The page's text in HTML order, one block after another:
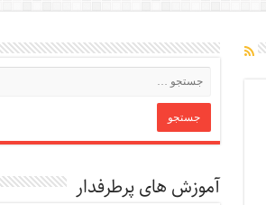
آموزش های پرطرفدار